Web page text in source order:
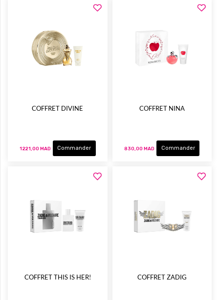
COFFRET DIVINE
1 221,00 MAD Commander
COFFRET NINA
830,00 MAD Commander
COFFRET THIS IS HER! COFFRET ZADIG